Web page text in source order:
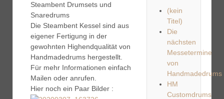
Steambent Drumsets und
Snaredrums
Die Steambent Kessel sind aus
eigener Fertigung in der
gewohnten Highendqualität von
Handmadedrums hergestellt.
Für mehr Informationen einfach
Mailen oder anrufen.
Hier noch ein Paar Bilder :
(kein
Titel)
Die
nächsten
Messetermine
von
Handmadedrums
HM
Customdrums